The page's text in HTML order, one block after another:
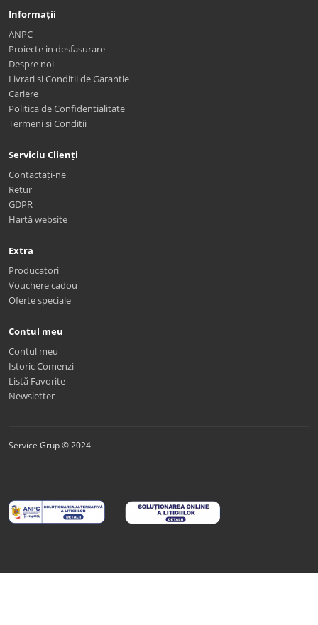
Informații
ANPC
Proiecte in desfasurare
Despre noi
Livrari si Conditii de Garantie
Cariere
Politica de Confidentialitate
Termeni si Conditii
Serviciu Clienți
Contactați-ne
Retur
GDPR
Hartă website
Extra
Producatori
Vouchere cadou
Oferte speciale
Contul meu
Contul meu
Istoric Comenzi
Listă Favorite
Newsletter
Service Grup © 2024